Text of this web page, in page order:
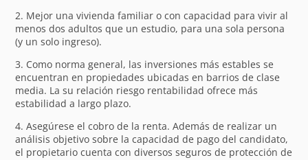
2. Mejor una vivienda familiar o con capacidad para vivir al
menos dos adultos que un estudio, para una sola persona
(y un solo ingreso).
3. Como norma general, las inversiones más estables se
encuentran en propiedades ubicadas en barrios de clase
media. La su relación riesgo rentabilidad ofrece más
estabilidad a largo plazo.
4. Asegúrese el cobro de la renta. Además de realizar un
análisis objetivo sobre la capacidad de pago del candidato,
el propietario cuenta con diversos seguros de protección de